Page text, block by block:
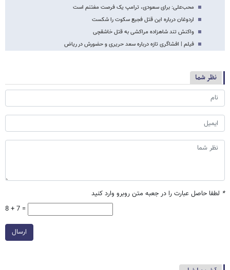
محب‌علی: برای سعودی‌، ترامپ یک فرصت مغتنم است
اردوغان درباره این قتل فجیع سکوت را شکست
واکنش تند شاهزاده مراکشی به قتل خاشقچی
فیلم | افشاگری تازه درباره سعد حریری و حضورش در ریاض
نظر شما
* لطفا حاصل عبارت را در جعبه متن روبرو وارد کنید
8 + 7 =
ارسال